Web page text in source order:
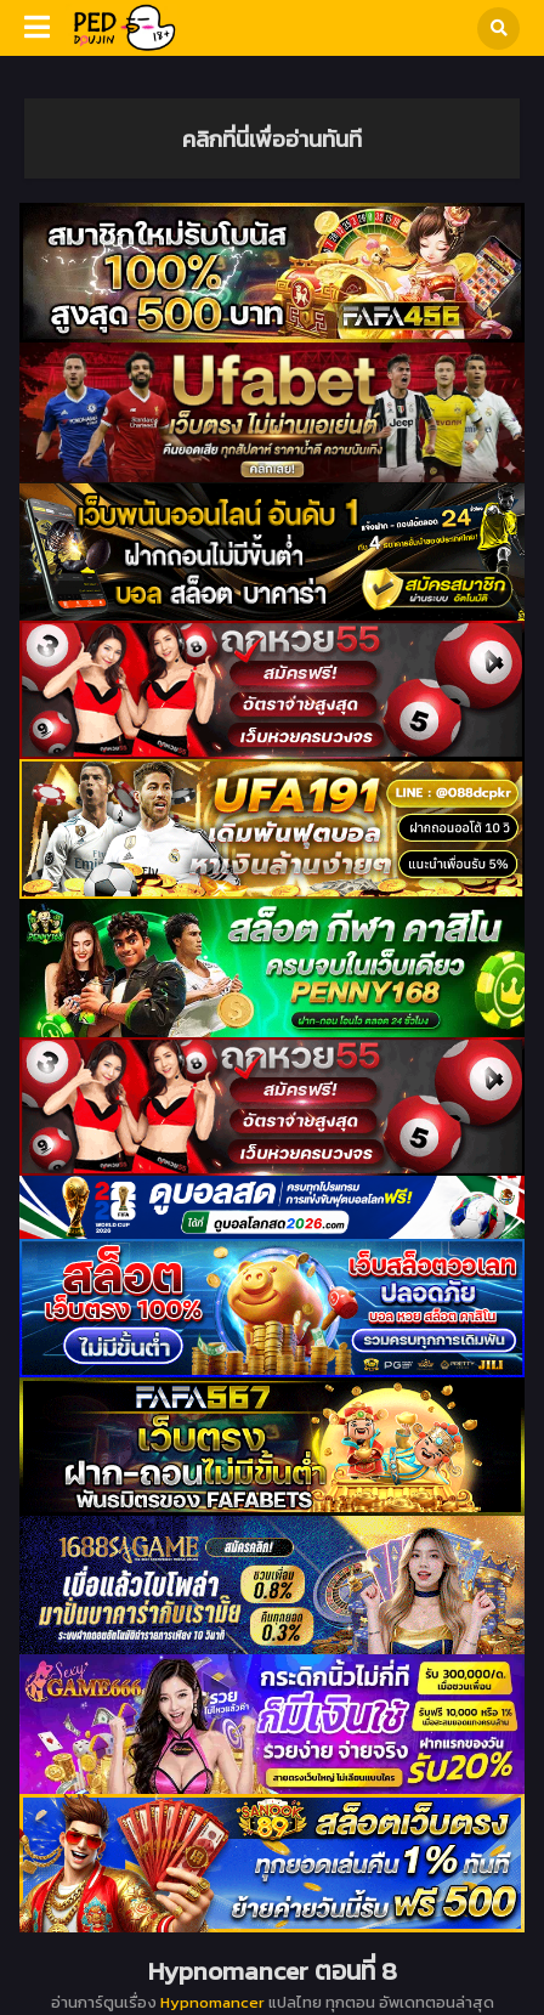
คลิกที่นี่เพื่ออ่านทันที
Hypnomancer ตอนที่ 8
อ่านการ์ตูนเรื่อง Hypnomancerแปลไทย ทุกตอน อัพเดทตอนล่าสุด